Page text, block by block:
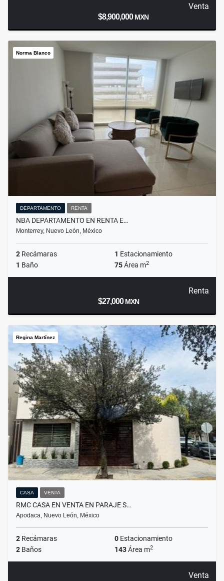
Venta
$8,900,000MXN
Norma Blanco
DEPARTAMENTO RENTA
NBA DEPARTAMENTO EN RENTA E…
Monterrey, Nuevo León, México
2 Recámaras 1 Estacionamiento
1 Baño 75Área m2
Renta
$27,000MXN
Regina Martínez
CASA VENTA
RMC CASA EN VENTA EN PARAJE S…
Apodaca, Nuevo León, México
2 Recámaras 0 Estacionamiento
2 Baños 143Área m2
Venta